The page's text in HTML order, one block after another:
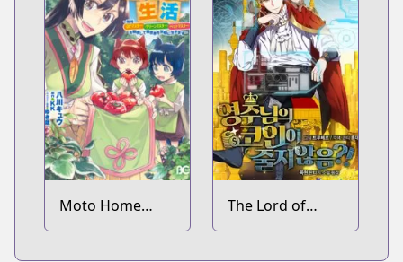
Moto Home
Center Tenin no
The Lord of
Coins